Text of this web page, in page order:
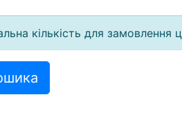
кількість для замовлення